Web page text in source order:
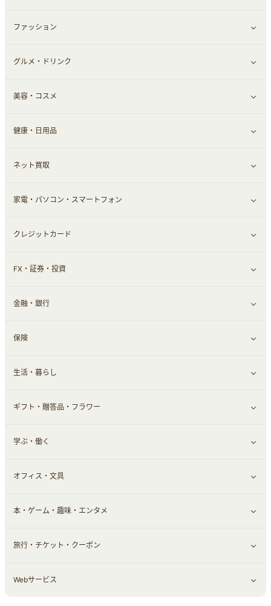
すべて見る
総合通販
ファッション
すべて見る
ファッション
インナー・下着
スーツ・フォーマル
グルメ・ドリンク
すべて見る
グルメ
お酒
食材宅配
ウォーターサーバー
美容・コスメ
すべて見る
ヘアケア
エステ・サロン
メンズ美容
健康・日用品
すべて見る
スポーツ・フィットネス
日用品・薬局・からだ
ネット買取
すべて見る
ネット買取
家電・パソコン・スマートフォン
すべて見る
家電・パソコン・ソフトウェア
通信・レンタルサーバー
スマホ・携帯電話・SIM
定額制有料コンテンツ
クレジットカード
すべて見る
クレジットカード
FX・証券・投資
すべて見る
証券
仮想通貨
その他投資
金融・銀行
銀行・ネット銀行
キャッシング・ローン
その他金融
保険
すべて見る
保険相談・面談
生活・暮らし
すべて見る
住まい・暮らし
不動産
引越し
エコ・エネルギー
車情報・カーシェア・レンタル
ギフト・贈答品・フラワー
すべて見る
ギフト・贈答品
学ぶ・働く
すべて見る
習い事・学習・学校
仕事・転職
オフィス・文具
すべて見る
オフィス・文具
本・ゲーム・趣味・エンタメ
すべて見る
ゲーム・趣味
旅行・チケット・クーポン
すべて見る
Webサービス